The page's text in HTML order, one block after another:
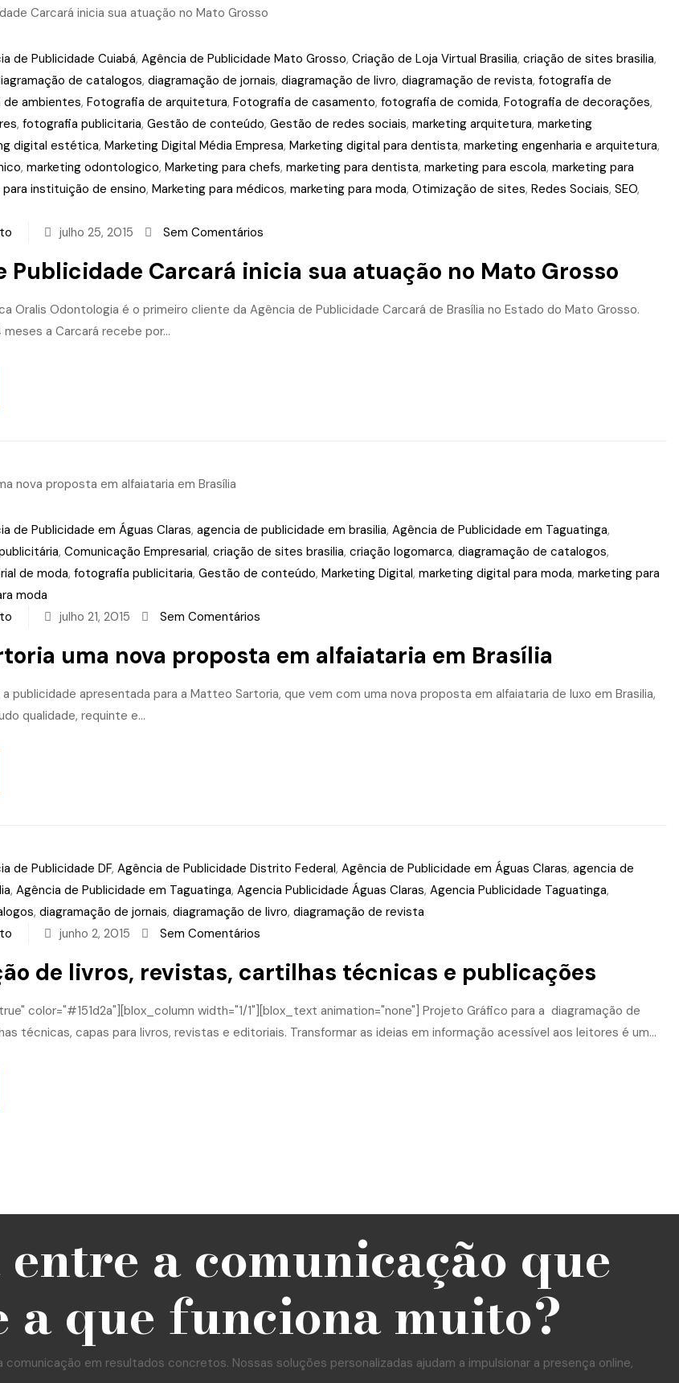
de Publicidade Cuiabá, Agência de Publicidade Mato Grosso, Criação de Loja Virtual Brasilia, criação de sites brasilia,
de catalogos, diagramação de jornais, diagramação de livro, diagramação de revista, fotografia de
ambientes, Fotografia de arquitetura, Fotografia de casamento, fotografia de comida, Fotografia de decorações,
, fotografia publicitaria, Gestão de conteúdo, Gestão de redes sociais, marketing arquitetura, marketing
digital estética, Marketing Digital Média Empresa, Marketing digital para dentista, marketing engenharia e arquitetura,
, marketing odontologico, Marketing para chefs, marketing para dentista, marketing para escola, marketing para
instituição de ensino, Marketing para médicos, marketing para moda, Otimização de sites, Redes Sociais, SEO,
julho 25, 2015 Sem Comentários
Publicidade Carcará inicia sua atuação no Mato Grosso
Oralis Odontologia é o primeiro cliente da Agência de Publicidade Carcará de Brasília no Estado do Mato Grosso.
a Carcará recebe por...
de Publicidade em Águas Claras, agencia de publicidade em brasilia, Agência de Publicidade em Taguatinga,
, Comunicação Empresarial, criação de sites brasilia, criação logomarca, diagramação de catalogos,
de moda, fotografia publicitaria, Gestão de conteúdo, Marketing Digital, marketing digital para moda, marketing para
moda
julho 21, 2015 Sem Comentários
uma nova proposta em alfaiataria em Brasília
publicidade apresentada para a Matteo Sartoria, que vem com uma nova proposta em alfaiataria de luxo em Brasilia,
qualidade, requinte e...
de Publicidade DF, Agência de Publicidade Distrito Federal, Agência de Publicidade em Águas Claras, agencia de
, Agência de Publicidade em Taguatinga, Agencia Publicidade Águas Claras, Agencia Publicidade Taguatinga,
, diagramação de jornais, diagramação de livro, diagramação de revista
junho 2, 2015 Sem Comentários
de livros, revistas, cartilhas técnicas e publicações
color="#151d2a"][blox_column width="1/1"][blox_text animation="none"] Projeto Gráfico para a diagramação de
técnicas, capas para livros, revistas e editoriais. Transformar as ideias em informação acessível aos leitores é um...
a comunicação que
a que funciona muito?
em resultados concretos. Nossas soluções personalizadas ajudam a impulsionar a presença online,